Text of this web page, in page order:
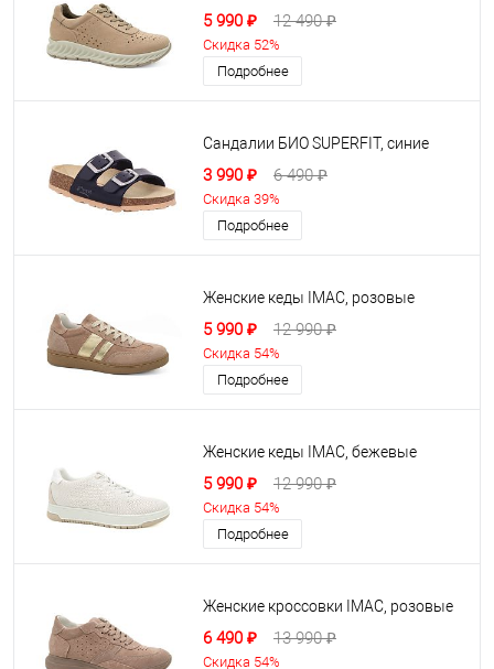
5 990 ₽ 12 490 ₽
Скидка 52%
Подробнее
Сандалии БИО SUPERFIT, синие
3 990 ₽ 6 490 ₽
Скидка 39%
Подробнее
Женские кеды IMAC, розовые
5 990 ₽ 12 990 ₽
Скидка 54%
Подробнее
Женские кеды IMAC, бежевые
5 990 ₽ 12 990 ₽
Скидка 54%
Подробнее
Женские кроссовки IMAC, розовые
6 490 ₽ 13 990 ₽
Скидка 54%